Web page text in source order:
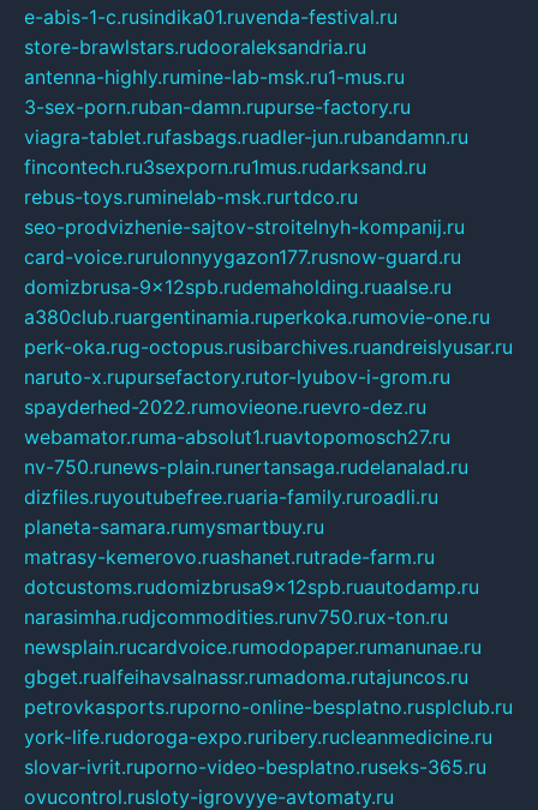
e-abis-1-c.rusindika01.ruvenda-festival.ru
store-brawlstars.rudooraleksandria.ru
antenna-highly.rumine-lab-msk.ru1-mus.ru
3-sex-porn.ruban-damn.rupurse-factory.ru
viagra-tablet.rufasbags.ruadler-jun.rubandamn.ru
fincontech.ru3sexporn.ru1mus.rudarksand.ru
rebus-toys.ruminelab-msk.rurtdco.ru
seo-prodvizhenie-sajtov-stroitelnyh-kompanij.ru
card-voice.rurulonnyygazon177.rusnow-guard.ru
domizbrusa-9x12spb.rudemaholding.ruaalse.ru
a380club.ruargentinamia.ruperkoka.rumovie-one.ru
perk-oka.rug-octopus.rusibarchives.ruandreislyusar.ru
naruto-x.rupursefactory.rutor-lyubov-i-grom.ru
spayderhed-2022.rumovieone.ruevro-dez.ru
webamator.ruma-absolut1.ruavtopomosch27.ru
nv-750.runews-plain.runertansaga.rudelanalad.ru
dizfiles.ruyoutubefree.ruaria-family.ruroadli.ru
planeta-samara.rumysmartbuy.ru
matrasy-kemerovo.ruashanet.rutrade-farm.ru
dotcustoms.rudomizbrusa9x12spb.ruautodamp.ru
narasimha.rudjcommodities.runv750.rux-ton.ru
newsplain.rucardvoice.rumodopaper.rumanunae.ru
gbget.rualfeihavsalnassr.rumadoma.rutajuncos.ru
petrovkasports.ruporno-online-besplatno.rusplclub.ru
york-life.rudoroga-expo.ruribery.rucleanmedicine.ru
slovar-ivrit.ruporno-video-besplatno.ruseks-365.ru
ovucontrol.rusloty-igrovyye-avtomaty.ru